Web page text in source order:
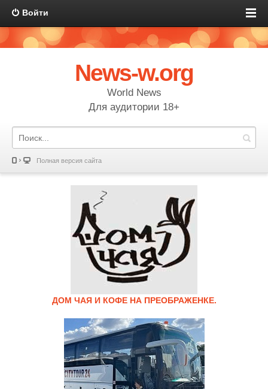
Войти
News-w.org
World News
Для аудитории 18+
Полная версия сайта
ДОМ ЧАЯ И КОФЕ НА ПРЕОБРАЖЕНКЕ.